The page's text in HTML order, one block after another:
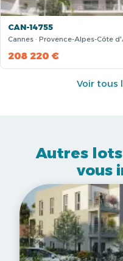
CAN-14755
Cannes · Provence-Alpes-Côte
208 220 €
Voir tous
Autres
vous